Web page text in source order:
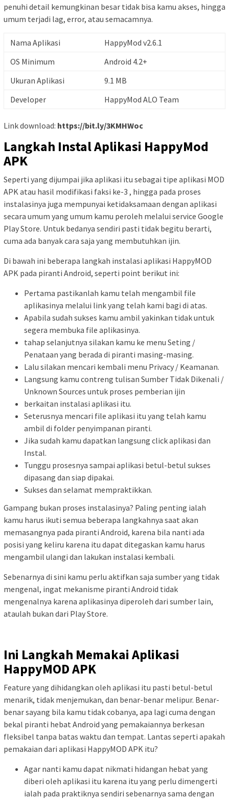
penuhi detail kemungkinan besar tidak bisa kamu akses, hingga
umum terjadi lag, error, atau semacamnya.
Nama Aplikasi
HappyMod v2.6.1
OS Minimum
Android 4.2+
Ukuran Aplikasi
9.1 MB
Developer
HappyMod ALO Team
Link download: https://bit.ly/3KMHWoc
Langkah Instal Aplikasi HappyMod
APK
Seperti yang dijumpai jika aplikasi itu sebagai tipe aplikasi MOD
APK atau hasil modifikasi faksi ke-3 , hingga pada proses
instalasinya juga mempunyai ketidaksamaan dengan aplikasi
secara umum yang umum kamu peroleh melalui service Google
Play Store. Untuk bedanya sendiri pasti tidak begitu berarti,
cuma ada banyak cara saja yang membutuhkan ijin.
Di bawah ini beberapa langkah instalasi aplikasi HappyMOD
APK pada piranti Android, seperti point berikut ini:
Pertama pastikanlah kamu telah mengambil file
aplikasinya melalui link yang telah kami bagi di atas.
Apabila sudah sukses kamu ambil yakinkan tidak untuk
segera membuka file aplikasinya.
tahap selanjutnya silakan kamu ke menu Seting /
Penataan yang berada di piranti masing-masing.
Lalu silakan mencari kembali menu Privacy / Keamanan.
Langsung kamu contreng tulisan Sumber Tidak Dikenali /
Unknown Sources untuk proses pemberian ijin
berkaitan instalasi aplikasi itu.
Seterusnya mencari file aplikasi itu yang telah kamu
ambil di folder penyimpanan piranti.
Jika sudah kamu dapatkan langsung click aplikasi dan
Instal.
Tunggu prosesnya sampai aplikasi betul-betul sukses
dipasang dan siap dipakai.
Sukses dan selamat mempraktikkan.
Gampang bukan proses instalasinya? Paling penting ialah
kamu harus ikuti semua beberapa langkahnya saat akan
memasangnya pada piranti Android, karena bila nanti ada
posisi yang keliru karena itu dapat ditegaskan kamu harus
mengambil ulangi dan lakukan instalasi kembali.
Sebenarnya di sini kamu perlu aktifkan saja sumber yang tidak
mengenal, ingat mekanisme piranti Android tidak
mengenalnya karena aplikasinya diperoleh dari sumber lain,
ataulah bukan dari Play Store.
Ini Langkah Memakai Aplikasi
HappyMOD APK
Feature yang dihidangkan oleh aplikasi itu pasti betul-betul
menarik, tidak menjemukan, dan benar-benar melipur. Benar-
benar sayang bila kamu tidak cobanya, apa lagi cuma dengan
bekal piranti hebat Android yang pemakaiannya berkesan
fleksibel tanpa batas waktu dan tempat. Lantas seperti apakah
pemakaian dari aplikasi HappyMOD APK itu?
Agar nanti kamu dapat nikmati hidangan hebat yang
diberi oleh aplikasi itu karena itu yang perlu dimengerti
ialah pada praktiknya sendiri sebenarnya sama dengan